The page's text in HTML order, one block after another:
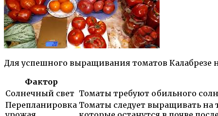
Для успешного выращивания томатов Калабрезе
Фактор
Солнечный свет Томаты требуют обильного
Перепланировка Томаты следует выращивать на